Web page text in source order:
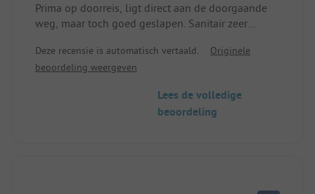
Prima op doorreis, ligt direct aan de doorgaande
weg, maar toch goed geslapen. Sanitair zeer
en douches zijn inbegrepen.
want het is niet zo idyllisch aan de hoofdweg,
maar ik zou hier graag nog eens een nachtje
Deze recensie is automatisch vertaald.
Originele
beoordeling weergeven
Lees de volledige
beoordeling